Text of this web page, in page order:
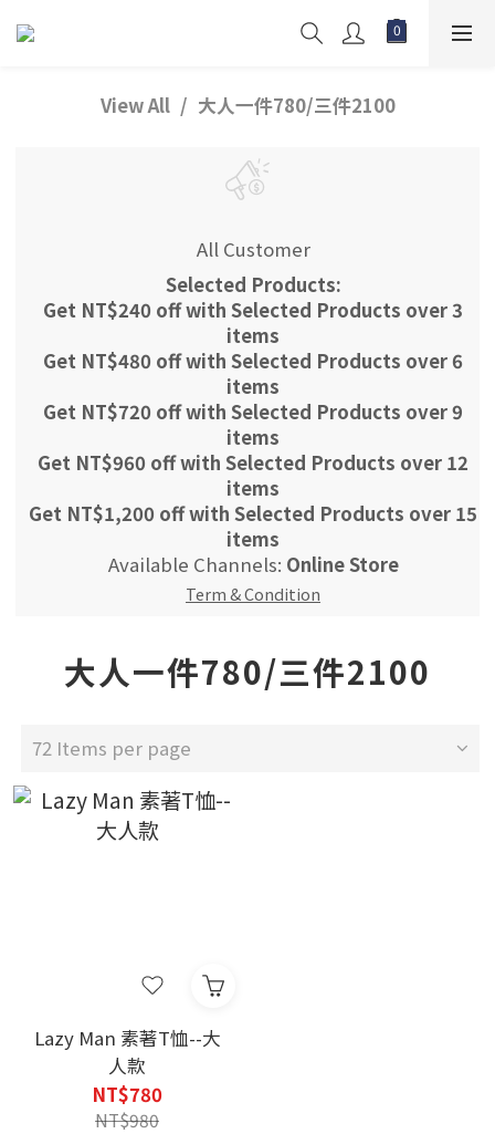
View All 大人一件780/三件2100
All Customer
Selected Products:
Get NT$240 off with Selected Products over 3
items
Get NT$480 off with Selected Products over 6
items
Get NT$720 off with Selected Products over 9
items
Get NT$960 off with Selected Products over 12
items
Get NT$1,200 off with Selected Products over 15
items
Available Channels: Online Store
Term & Condition
大人一件780/三件2100
72 Items per page
Lazy Man 素著T恤--大
人款
NT$780
NT$980